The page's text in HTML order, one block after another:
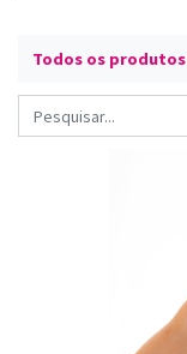
Todos os produtos